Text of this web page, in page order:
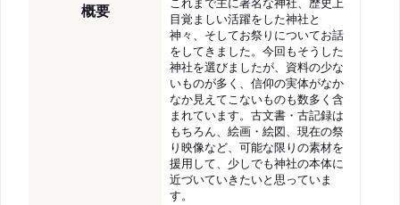
概要
目覚ましい活躍をした神社と
神々、そしてお祭りについてお話
をしてきました。今回もそうした
神社を選びましたが、資料の少な
いものが多く、信仰の実体がなか
なか見えてこないものも数多く含
まれています。古文書・古記録は
もちろん、絵画・絵図、現在の祭
り映像など、可能な限りの素材を
援用して、少しでも神社の本体に
近づいていきたいと思っていま
す。